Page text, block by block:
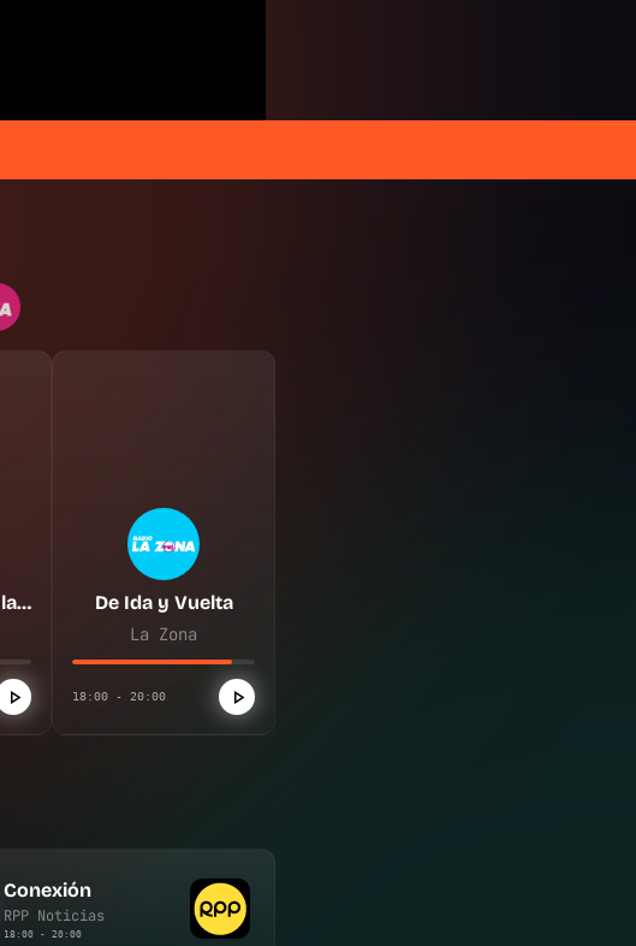
Los Gigantes de la Megacumbia De Ida y Vuelta
La Zona
18:00 - 20:00
Conexión
RPP Noticias
18:00 - 20:00